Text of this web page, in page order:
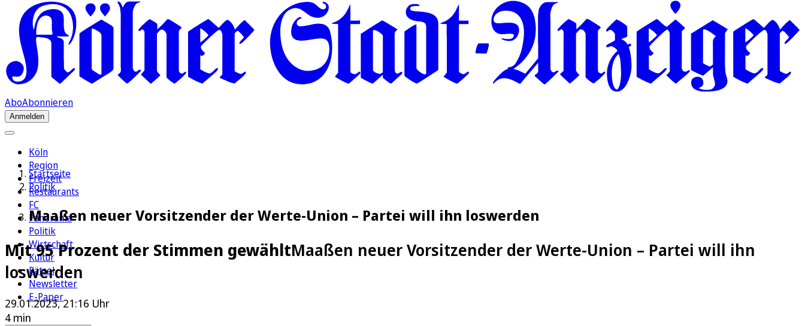
AboAbonnieren
Anmelden
Köln
Region
Freizeit
Restaurants
FC
Panorama
Politik
Wirtschaft
Kultur
Rätsel
Newsletter
E-Paper
Startseite
Politik
Maaßen neuer Vorsitzender der Werte-Union – Partei will ihn loswerden
Mit 95 Prozent der Stimmen gewähltMaaßen neuer Vorsitzender der Werte-Union – Partei will ihn
loswerden
29.01.2023, 21:16 Uhr
4 min